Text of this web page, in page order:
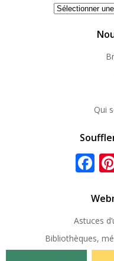
Se
Qui
Astuces
Bibliothèques,